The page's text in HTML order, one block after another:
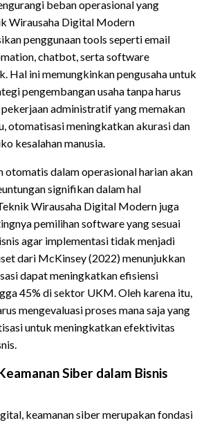
beban operasional yang
Wirausaha Digital Modern
penggunaan tools seperti email
chatbot, serta software
Hal ini memungkinkan pengusaha untuk
pengembangan usaha tanpa harus
administratif yang memakan
otomatisasi meningkatkan akurasi dan
kesalahan manusia.
otomatis dalam operasional harian akan
signifikan dalam hal
Wirausaha Digital Modern juga
pemilihan software yang sesuai
agar implementasi tidak menjadi
dari McKinsey (2022) menunjukkan
dapat meningkatkan efisiensi
45% di sektor UKM. Oleh karena itu,
mengevaluasi proses mana saja yang
untuk meningkatkan efektivitas
Siber dalam Bisnis
keamanan siber merupakan fondasi